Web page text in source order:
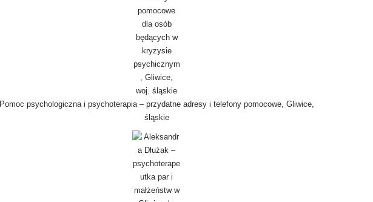
Pomoc psychologiczna i psychoterapia – przydatne adresy i telefony pomocowe, Gliwice,
śląskie